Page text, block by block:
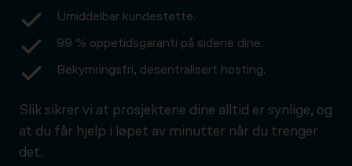
Umiddelbar kundestøtte.
99 % oppetidsgaranti på sidene dine.
Bekymringsfri, desentralisert hosting.
Slik sikrer vi at prosjektene dine alltid er synlige, og
at du får hjelp i løpet av minutter når du trenger
det.